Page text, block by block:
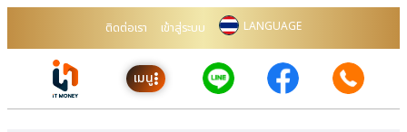
ติดต่อเรา เข้าสู่ระบบ LANGUAGE
เมนู